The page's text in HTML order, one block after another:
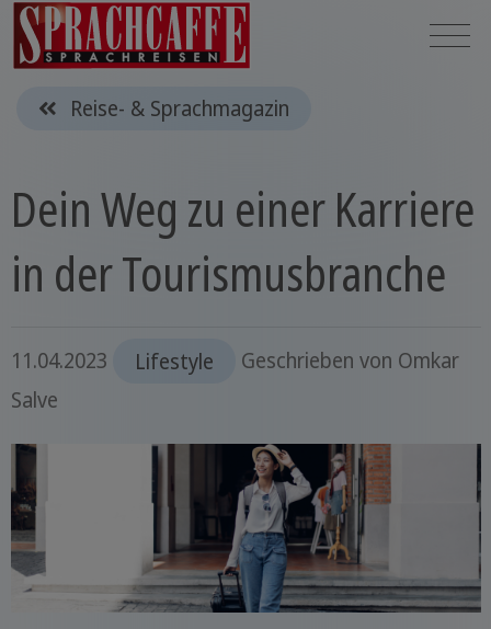
Reise- & Sprachmagazin
Dein Weg zu einer Karriere
in der Tourismusbranche
11.04.2023 Lifestyle Geschrieben von Omkar
Salve